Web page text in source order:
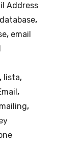
Address
database,
, email
, lista,
,
mailing,